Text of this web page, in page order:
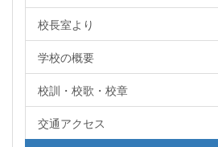
校長室より
学校の概要
校訓・校歌・校章
交通アクセス